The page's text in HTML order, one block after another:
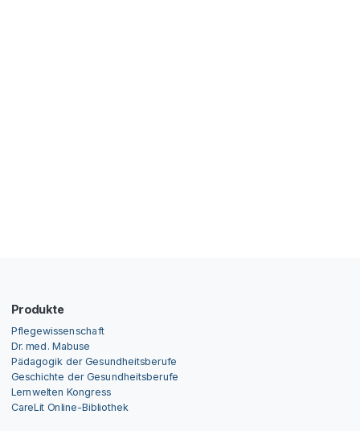
Produkte
Pflegewissenschaft
Dr. med. Mabuse
Pädagogik der Gesundheitsberufe
Geschichte der Gesundheitsberufe
Lernwelten Kongress
CareLit Online-Bibliothek